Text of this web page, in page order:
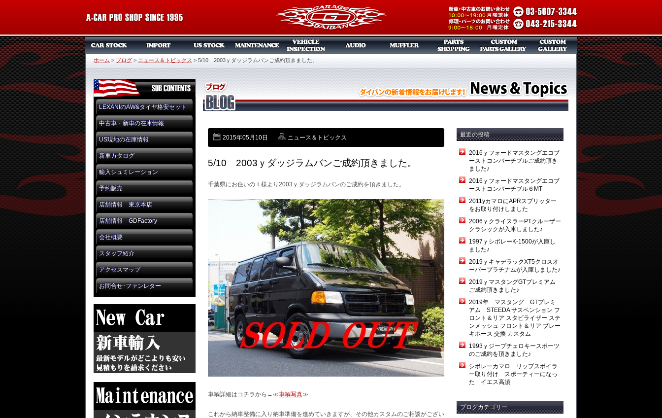
ホーム > ブログ > ニュース＆トピックス > 5/10 2003ｙダッジラムバンご成約頂きました。
LEXANIのAW&タイヤ格安セット
中古車・新車の在庫情報
US現地の在庫情報
新車カタログ
輸入シュミレーション
予約販売
店舗情報 東京本店
店舗情報 GDFactory
会社概要
スタッフ紹介
アクセスマップ
お問合せ･ファンレター
2015年05月10日 ニュース＆トピックス
5/10 2003ｙダッジラムバンご成約頂きました。
千葉県にお住いのＩ様より2003ｙダッジラムバンのご成約を頂きました。
車輌詳細はコチラから→≪車輌写真≫
これから納車整備に入り納車準備を進めていきますが、その他カスタムのご相談がござい
最近の投稿
2016ｙフォードマスタングエコブ
ーストコンバーチブルご成約頂き
ました♪
2016ｙフォードマスタングエコブ
ーストコンバーチブル６MT
2011yカマロにAPRスプリッター
をお取り付けしました
2006ｙクライスラーPTクルーザー
クラシックが入庫しました♪
1997ｙシボレーK-1500が入庫し
ました♪
2019ｙキャデラックXT5クロスオ
ーバープラチナムが入庫しました♪
2019ｙマスタングGTプレミアム
ご成約頂きました♪
2019年 マスタング GTプレミ
アム STEEDA サスペンション フ
ロント＆リア スタビライザー ステ
ンメッシュ フロント＆リア ブレー
キホース 交換 カスタム
1993ｙジープチェロキースポーツ
のご成約を頂きました♪
シボレーカマロ リップスポイラ
ー取り付け スポーティーになっ
た イエス高須
ブログカテゴリー